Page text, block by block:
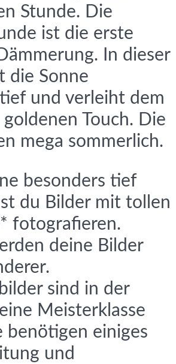
Stunde. Die
ist die erste
In dieser
die Sonne
und verleiht dem
Touch. Die
mega sommerlich.
besonders tief
du Bilder mit tollen
fotografieren.
deine Bilder
sind in der
Meisterklasse
benötigen einiges
und